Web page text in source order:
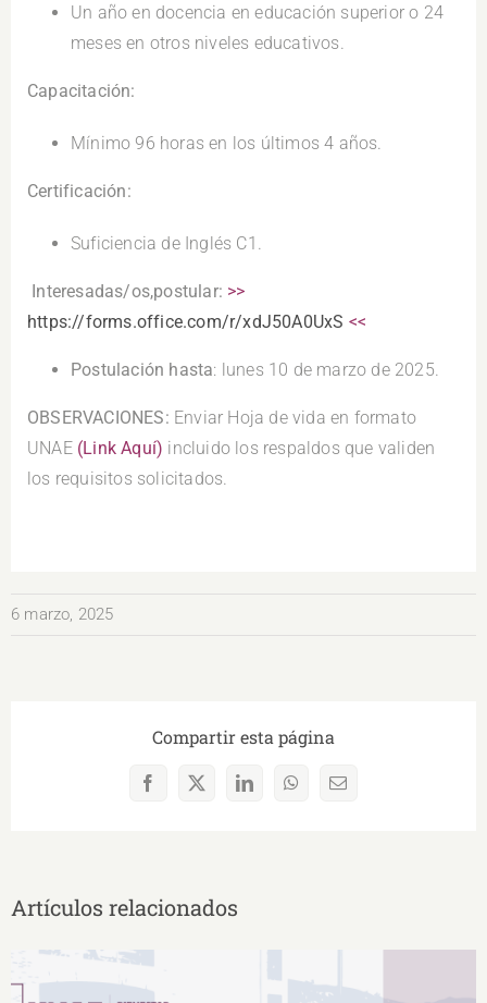
Un año en docencia en educación superior o 24
meses en otros niveles educativos.
Capacitación:
Mínimo 96 horas en los últimos 4 años.
Certificación:
Suficiencia de Inglés C1.
Interesadas/os,postular: >>
https://forms.office.com/r/xdJ50A0UxS <<
Postulación hasta: lunes 10 de marzo de 2025.
OBSERVACIONES: Enviar Hoja de vida en formato
UNAE (Link Aquí) incluido los respaldos que validen
los requisitos solicitados.
6 marzo, 2025
Compartir esta página
Facebook
X LinkedInWhatsAppCorreo
Artículos relacionados